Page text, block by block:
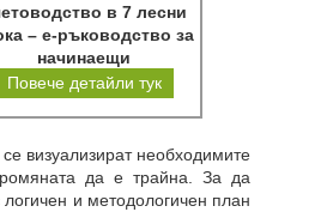
в 7 лесни
– е-ръководство за
начинаещи
счетоводители
Повече детайли тук
визуализират необходимите
да е трайна. За да
и методологичен план